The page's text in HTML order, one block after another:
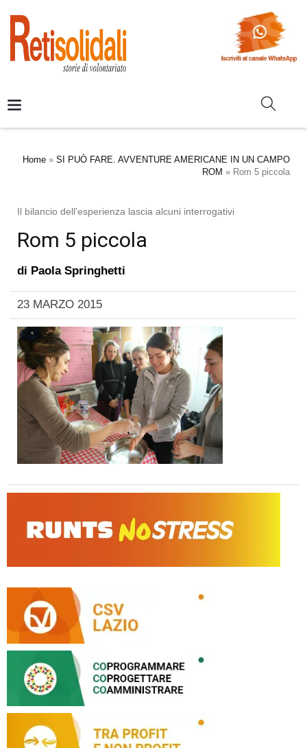
Home » SI PUÒ FARE. AVVENTURE AMERICANE IN UN CAMPO
ROM » Rom 5 piccola
Il bilancio dell'esperienza lascia alcuni interrogativi
Rom 5 piccola
di Paola Springhetti
23 MARZO 2015